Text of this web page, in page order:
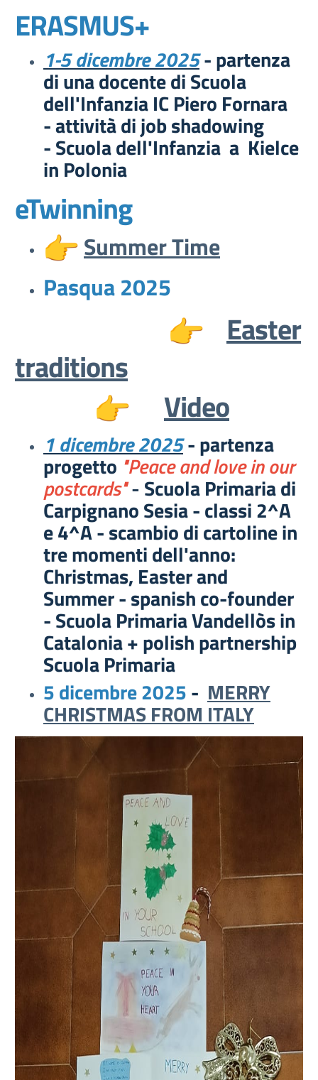
ERASMUS+
1-5 dicembre 2025- partenza
di una docente di Scuola
dell'Infanzia IC Piero Fornara
- attività di job shadowing
- Scuola dell'Infanzia a Kielce
in Polonia
eTwinning
Summer Time
Pasqua 2025
Easter
traditions
Video
1 dicembre 2025- partenza
progetto "Peace and love in our
postcards"- Scuola Primaria di
Carpignano Sesia - classi 2^A
e 4^A - scambio di cartoline in
tre momenti dell'anno:
Christmas, Easter and
Summer - spanish co-founder
- Scuola Primaria Vandellòs in
Catalonia + polish partnership
Scuola Primaria
5 dicembre 2025- MERRY
CHRISTMAS FROM ITALY